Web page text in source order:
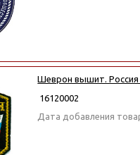
Шеврон вышит. Россия
16120002
Дата добавления